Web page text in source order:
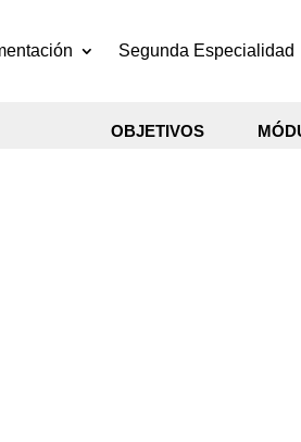
Segunda Especialidad
OBJETIVOS